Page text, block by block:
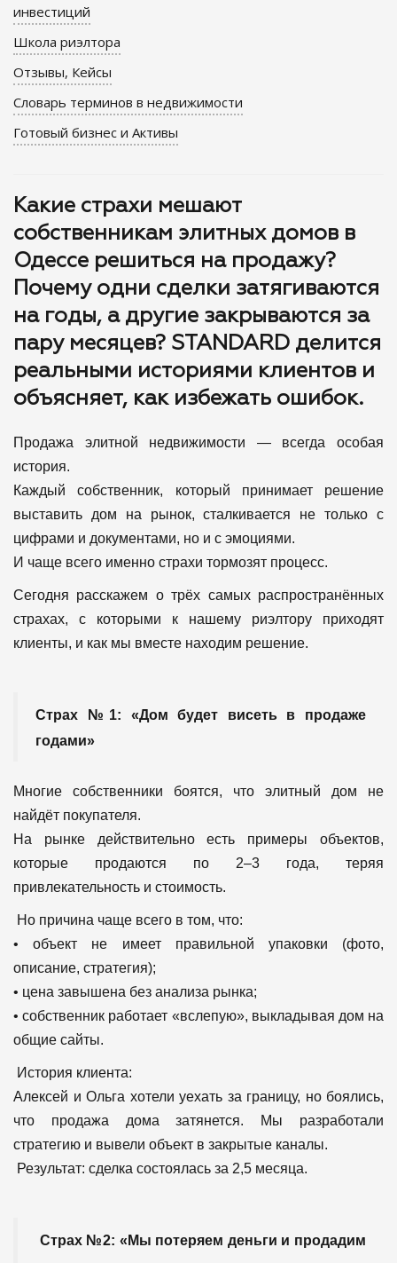
инвестиций
Школа риэлтора
Отзывы, Кейсы
Словарь терминов в недвижимости
Готовый бизнес и Активы
Какие страхи мешают
собственникам элитных домов в
Одессе решиться на продажу?
Почему одни сделки затягиваются
на годы, а другие закрываются за
пару месяцев? STANDARD делится
реальными историями клиентов и
объясняет, как избежать ошибок.
Продажа элитной недвижимости — всегда особая
история.
Каждый собственник, который принимает решение
выставить дом на рынок, сталкивается не только с
цифрами и документами, но и с эмоциями.
И чаще всего именно страхи тормозят процесс.
Сегодня расскажем о трёх самых распространённых
страхах, с которыми к нашему риэлтору приходят
клиенты, и как мы вместе находим решение.
Страх №1: «Дом будет висеть в продаже
годами»
Многие собственники боятся, что элитный дом не
найдёт покупателя.
На рынке действительно есть примеры объектов,
которые продаются по 2–3 года, теряя
привлекательность и стоимость.
Но причина чаще всего в том, что:
• объект не имеет правильной упаковки (фото,
описание, стратегия);
• цена завышена без анализа рынка;
• собственник работает «вслепую», выкладывая дом на
общие сайты.
История клиента:
Алексей и Ольга хотели уехать за границу, но боялись,
что продажа дома затянется. Мы разработали
стратегию и вывели объект в закрытые каналы.
Результат: сделка состоялась за 2,5 месяца.
Страх №2: «Мы потеряем деньги и продадим